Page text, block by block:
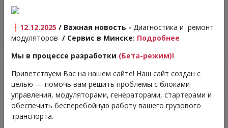
Telegram WhatsApp Instagram
❗ 12.12.2025 / Важная новость - Диагностика и ремонт
модуляторов / Сервис в Минске: Подробнее
Мы в процессе разработки (Бета-режим)!
Приветствуем Вас на нашем сайте! Наш сайт создан с
целью — помочь вам решить проблемы с блоками
управления, модуляторами, генераторами, стартерами и
обеспечить бесперебойную работу вашего грузового
транспорта.